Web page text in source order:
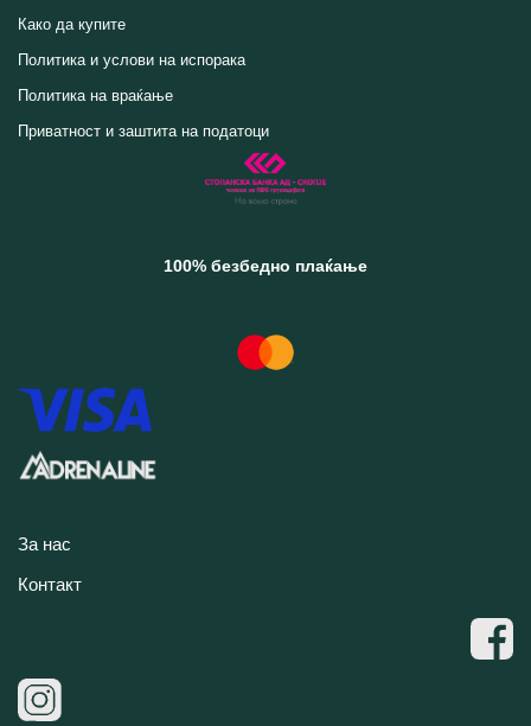
Како да купите
Политика и услови на испорака
Политика на враќање
Приватност и заштита на податоци
100% безбедно плаќање
За нас
Контакт